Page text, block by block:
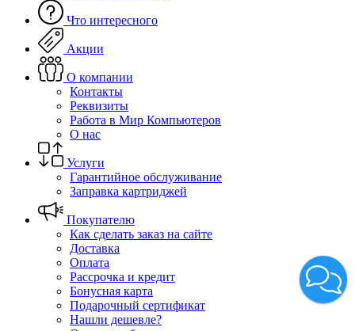
Что интересного
Акции
О компании
Контакты
Реквизиты
Работа в Мир Компьютеров
О нас
Услуги
Гарантийное обслуживание
Заправка картриджей
Покупателю
Как сделать заказ на сайте
Доставка
Оплата
Рассрочка и кредит
Бонусная карта
Подарочный сертификат
Нашли дешевле?